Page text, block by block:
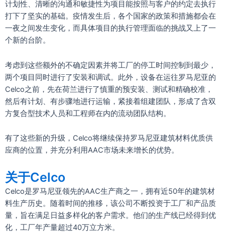
计划性、清晰的沟通和敏捷性为项目能按照与客户的约定去执行
打下了坚实的基础。疫情发生后，各个国家的政策和措施都会在
一夜之间发生变化，而具体项目的执行管理面临的挑战又上了一
个新的台阶。
考虑到这些额外的不确定因素并将工厂的停工时间控制到最少，
两个项目同时进行了安装和调试。此外，设备在运往罗马尼亚的
Celco之前，先在荷兰进行了慎重的预安装、测试和精确校准，
然后有计划、有步骤地进行运输，紧接着组建团队，形成了含双
方复合型技术人员和工程师在内的流动团队结构。
有了这些新的升级，Celco将继续保持罗马尼亚建筑材料优质供
应商的位置，并充分利用AAC市场未来增长的优势。
关于Celco
Celco是罗马尼亚领先的AAC生产商之一，拥有近50年的建筑材
料生产历史。随着时间的推移，该公司不断投资于工厂和产品质
量，旨在满足日益多样化的客户需求。他们的生产线已经得到优
化，工厂年产量超过40万立方米。